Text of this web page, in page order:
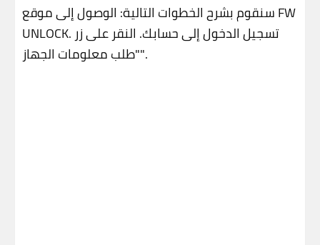
سنقوم بشرح الخطوات التالية: الوصول إلى موقع FW
UNLOCK.
تسجيل الدخول إلى حسابك. النقر على زر
"طلب معلومات الجهاز".